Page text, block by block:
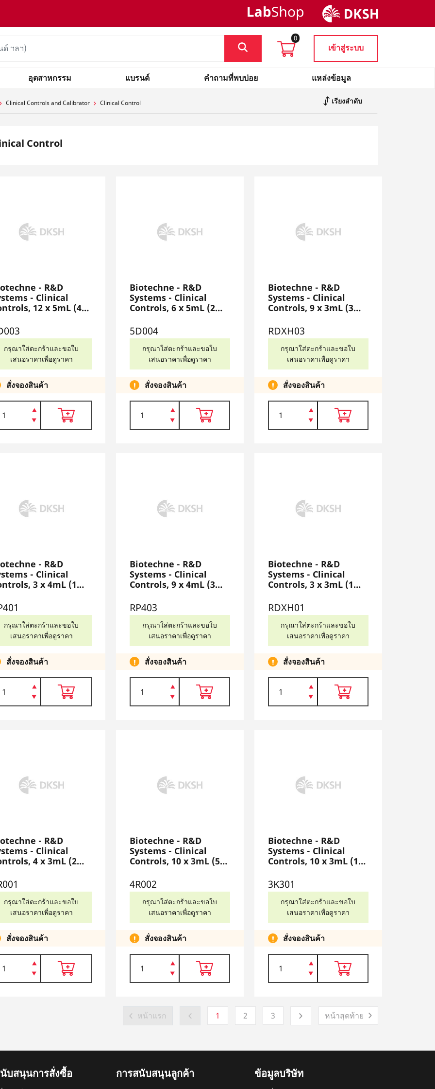
0
เข้าสู่ระบบ
อุตสาหกรรม แบรนด์ คำถามที่พบบ่อย แหล่งข้อมูล
Clinical Controls and Calibrator Clinical Control เรียงลำดับ
Control
- R&D
- Clinical
12 x 5mL (4
กรุณาใส่ตะกร้าและขอใบ
เสนอราคาเพื่อดูราคา
สั่งจองสินค้า
Biotechne - R&D
Systems - Clinical
Controls, 6 x 5mL (2
5D004
5D004
กรุณาใส่ตะกร้าและขอใบ
เสนอราคาเพื่อดูราคา
สั่งจองสินค้า
Biotechne - R&D
Systems - Clinical
Controls, 9 x 3mL (3
RDXH03
RDXH03
กรุณาใส่ตะกร้าและขอใบ
เสนอราคาเพื่อดูราคา
สั่งจองสินค้า
- R&D
- Clinical
3 x 4mL (1
กรุณาใส่ตะกร้าและขอใบ
เสนอราคาเพื่อดูราคา
สั่งจองสินค้า
Biotechne - R&D
Systems - Clinical
Controls, 9 x 4mL (3
RP403
RP403
กรุณาใส่ตะกร้าและขอใบ
เสนอราคาเพื่อดูราคา
สั่งจองสินค้า
Biotechne - R&D
Systems - Clinical
Controls, 3 x 3mL (1
RDXH01
RDXH01
กรุณาใส่ตะกร้าและขอใบ
เสนอราคาเพื่อดูราคา
สั่งจองสินค้า
- R&D
- Clinical
4 x 3mL (2
กรุณาใส่ตะกร้าและขอใบ
เสนอราคาเพื่อดูราคา
สั่งจองสินค้า
Biotechne - R&D
Systems - Clinical
Controls, 10 x 3mL (5
4R002
4R002
กรุณาใส่ตะกร้าและขอใบ
เสนอราคาเพื่อดูราคา
สั่งจองสินค้า
Biotechne - R&D
Systems - Clinical
Controls, 10 x 3mL (10
3K301
กรุณาใส่ตะกร้าและขอใบ
เสนอราคาเพื่อดูราคา
สั่งจองสินค้า
หน้าแรก 1 2 3 หน้าสุดท้าย
บสนุนการสั่งซื้อ การสนับสนุนลูกค้า ข้อมูลบริษัท